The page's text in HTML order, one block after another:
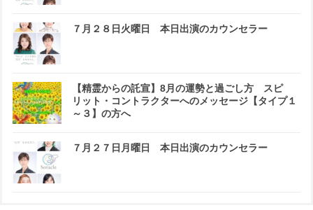
７月２８日火曜日 本日出演のカウンセラー
【精霊からの託宣】8月の運勢と過ごし方 スピ
リット・コントラクターへのメッセージ【タイプ１
～３】の方へ
７月２７日月曜日 本日出演のカウンセラー